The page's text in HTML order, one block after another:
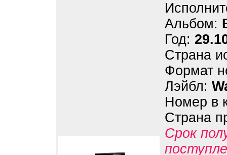
Альбом:
Год:
Страна
Формат
Лэйбл:
Номер в
Страна
Срок